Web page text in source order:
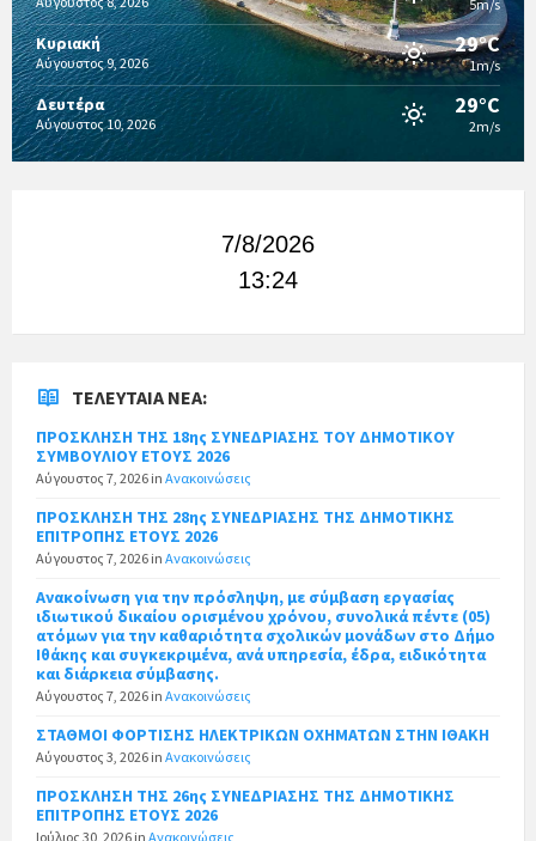
5m/s
Κυριακή
Αύγουστος 9, 2026
29°C
1m/s
Δευτέρα
Αύγουστος 10, 2026
29°C
2m/s
7/8/2026
13:24
ΤΕΛΕΥΤΑΊΑ ΝΈΑ:
ΠΡΟΣΚΛΗΣΗ ΤΗΣ 18ης ΣΥΝΕΔΡΙΑΣΗΣ ΤΟΥ ΔΗΜΟΤΙΚΟΥ
ΣΥΜΒΟΥΛΙΟΥ ΕΤΟΥΣ 2026
Αύγουστος 7, 2026 in Ανακοινώσεις
ΠΡΟΣΚΛΗΣΗ ΤΗΣ 28ης ΣΥΝΕΔΡΙΑΣΗΣ ΤΗΣ ΔΗΜΟΤΙΚΗΣ
ΕΠΙΤΡΟΠΗΣ ΕΤΟΥΣ 2026
Αύγουστος 7, 2026 in Ανακοινώσεις
Ανακοίνωση για την πρόσληψη, με σύμβαση εργασίας
ιδιωτικού δικαίου ορισμένου χρόνου, συνολικά πέντε (05)
ατόμων για την καθαριότητα σχολικών μονάδων στο Δήμο
Ιθάκης και συγκεκριμένα, ανά υπηρεσία, έδρα, ειδικότητα
και διάρκεια σύμβασης.
Αύγουστος 7, 2026 in Ανακοινώσεις
ΣΤΑΘΜΟΙ ΦΟΡΤΙΣΗΣ ΗΛΕΚΤΡΙΚΩΝ ΟΧΗΜΑΤΩΝ ΣΤΗΝ ΙΘΑΚΗ
Αύγουστος 3, 2026 in Ανακοινώσεις
ΠΡΟΣΚΛΗΣΗ ΤΗΣ 26ης ΣΥΝΕΔΡΙΑΣΗΣ ΤΗΣ ΔΗΜΟΤΙΚΗΣ
ΕΠΙΤΡΟΠΗΣ ΕΤΟΥΣ 2026
Ιούλιος 30, 2026 in Ανακοινώσεις